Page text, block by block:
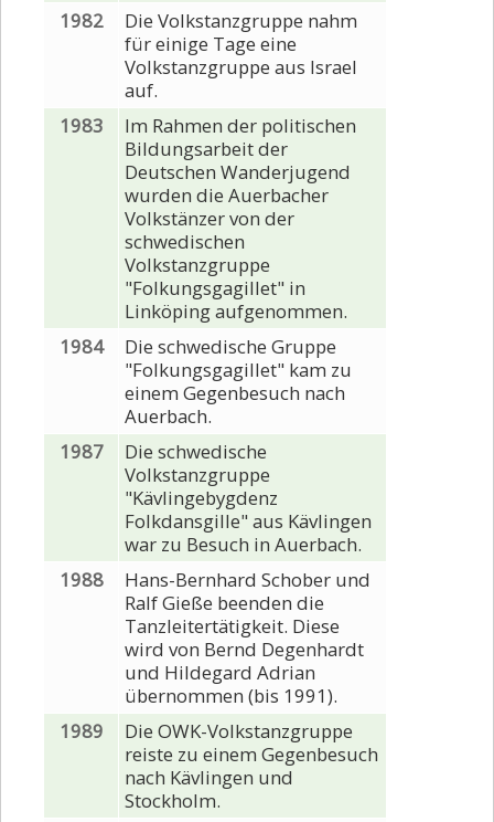
1982
Die Volkstanzgruppe nahm
für einige Tage eine
Volkstanzgruppe aus Israel
auf.
1983
Im Rahmen der politischen
Bildungsarbeit der
Deutschen Wanderjugend
wurden die Auerbacher
Volkstänzer von der
schwedischen
Volkstanzgruppe
"Folkungsgagillet" in
Linköping aufgenommen.
1984
Die schwedische Gruppe
"Folkungsgagillet" kam zu
einem Gegenbesuch nach
Auerbach.
1987
Die schwedische
Volkstanzgruppe
"Kävlingebygdenz
Folkdansgille" aus Kävlingen
war zu Besuch in Auerbach.
1988
Hans-Bernhard Schober und
Ralf Gieße beenden die
Tanzleitertätigkeit. Diese
wird von Bernd Degenhardt
und Hildegard Adrian
übernommen (bis 1991).
1989
Die OWK-Volkstanzgruppe
reiste zu einem Gegenbesuch
nach Kävlingen und
Stockholm.